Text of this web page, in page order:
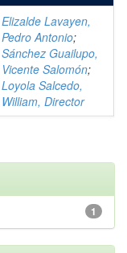
Elizalde Lavayen,
Pedro Antonio;
Sánchez Guailupo,
Vicente Salomón;
Loyola Salcedo,
William, Director
1